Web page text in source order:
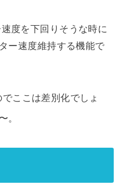
度を下回りそうな時に
ー速度維持する機能で
でここは差別化でしょ
。